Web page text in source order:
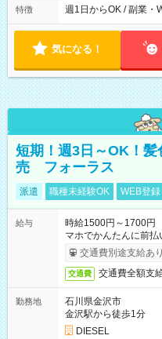
特徴 週1日からOK / 副業・
気になる！
短期！週3日～OK！
売 フォーラス
派遣 職種未経験OK WEB登
給与
時給1500円～1700円
マホでかんたんに前
あり）交通費別途支給あり
交通費 交通費全額支
勤務地
石川県金沢市
金沢駅から徒歩1分
DIESEL